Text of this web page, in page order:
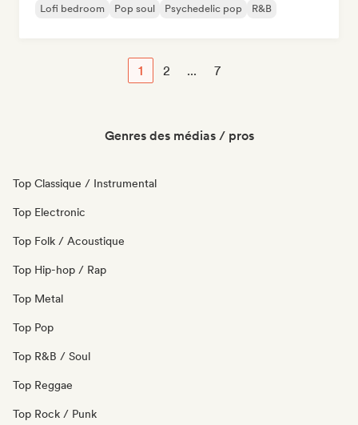
Lofi bedroom Pop soul Psychedelic pop R&B
1 2 ... 7
Genres des médias / pros
Top Classique / Instrumental
Top Electronic
Top Folk / Acoustique
Top Hip-hop / Rap
Top Metal
Top Pop
Top R&B / Soul
Top Reggae
Top Rock / Punk